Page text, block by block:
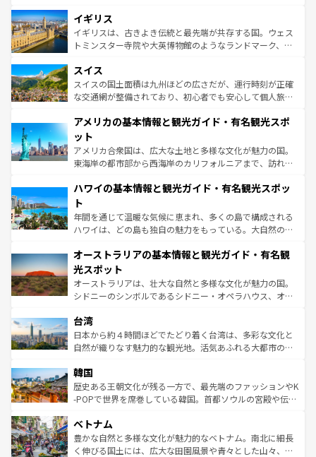
香り高いラベンダー畑など、多彩な楽しみ方が可能だ。さ
らに、パリ以外の地域にも魅力が溢れており、どの街角に
も豊かな歴史と文化が息づいている。パリ以外の個性あふ
を参照してほしい。
顔を持つこの国は、どこを歩いても飽きることがない。ベ
ルリンの文化的活気、バイエルン州のアルプスの絶景、そ
してライン川沿いのワイン畑といった風景は必見。ビール
は、お酒好きな人にはぜひ体験してほしい。 なお、新着の
ドイツ情報はコンテンツ一覧を参照してほしい。
イギリス
イギリスは、古きよき伝統と最先端が共存する国。ウェス
トミンスター寺院や大英博物館のようなランドマーク、歴
リアごとに異なる魅力がある。また、優雅なアフタヌーン
ティー、ビール好きにはたまらない英国パブ、サッカー観
戦など、本場だからこそできる体験も豊富。イギリスを旅
ンツ一覧を参照してほしい。
スイス
スイスの国土面積は九州ほどの広さだが、運行時刻が正確
な交通網が整備されており、初心者でも安心して個人旅行
の建物がそのまま残る町や、スイスならではのユニークな
博物館もあり、アルプス観光だけでなく町歩きも満喫する
ことができる。国民の所得が高いため物価も高いが、旅行
者向けの交通パス提供のサービスもあり、うまく活用すれ
着のスイス情報はコンテンツ一覧を参照してほしい。
アメリカの基本情報と観光ガイド・有名観光スポ
ット
アメリカ合衆国は、広大な土地と多様な文化が魅力の国。
東海岸の都市部から西海岸のカリフォルニアまで、訪れる
のような巨大都市は、観光、ショッピング、エンターテイ
ンメントが詰まった刺激的なスポットだ。一方、アメリカ
西部には大自然が広がり、グランドキャニオンやイエロー
ストーン国立公園といった絶景が堪能できる。さらに、南
文化が魅力。旅行者はアメリカの各地域で異なる魅力を楽
しみながら、その多様性と豊かな歴史を感じることができ
るだろう。車でのロードトリップや列車の旅も、アメリカ
ならではの贅沢な旅のスタイルだ。 なお、新着のアメリカ
情報は コンテンツ一覧 を参照してほしい。
ハワイの基本情報と観光ガイド・有名観光スポッ
ト
年間を通じて温暖な気候に恵まれ、多くの島で構成される
ハワイは、どの島も独自の魅力をもっている。大自然の神
ワイ島は見逃せない。また、定番の観光地といえばオアフ
島だが、静かな自然を求めるならマウイ島やカウアイ島が
おすすめ。エメラルドグリーンに輝く海をはじめ、豊かな
文化や歴史が息づいている。「アロハスピリット」と呼ば
人々、おいしいローカルフードやハワイアンミュージッ
ク、伝統的なフラダンスなど、すべてがハワイの魅力を彩
っている。訪れるたびに新しい発見と感動が待っているハ
はコンテンツ一覧
オーストラリアの基本情報と観光ガイド・有名観
光スポット
オーストラリアは、壮大な自然と多様な文化が魅力の国。
シドニーのシンボルであるシドニー・オペラハウス、オー
リアリーフや大陸中央部にそびえるウルル（エアーズロッ
ク）、タスマニアの美しい原生林やケアンズの熱帯雨林な
ど、見どころがたくさん。また、カフェやワイン、オージ
いる。アクティビティも充実しており、サーフィンやダイ
ビング、ハイキングなど、アウトドア好きにはたまらな
い。オーストラリアの多彩な魅力を存分に味わいつくそ
参照してほしい。
台湾
日本から約４時間ほどでたどり着く台湾は、多彩な文化と
自然が織りなす魅力的な観光地。活気あふれる大都市の台
ン）、静ひつな山岳地帯である台湾東部など、都市の喧騒
と山間の静けさが共存しており、訪れる人に新しい発見と
驚きをもたらしてくれる。また、奥深い台湾の食文化も魅
容にもいいと評判のスイーツなど、バラエティ豊かな料理
が味わえる。 なお、新着の台湾情報は コンテンツ一覧を参
照してほしい。
韓国
歴史ある王朝文化が残る一方で、最先端のファッションやK
-POPで世界を席巻している韓国。首都ソウルの宮殿や伝統
き、地方に足を延ばせば四季折々の自然美を楽しむことが
できる。そして、キムチや焼肉、絶品のストリートフード
まで、さまざまな韓国料理が待っている。夜には、韓国な
ベトナム
豊かな自然と多様な文化が魅力的なベトナム。南北に細長
く伸びる国土には、広大な田園風景や青々とした山々、世